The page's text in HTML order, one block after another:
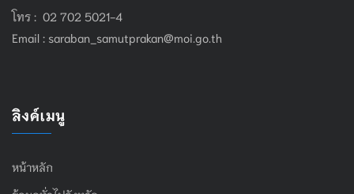
โทร : 02 702 5021-4
Email : saraban_samutprakan@moi.go.th
ลิงค์เมนู
หน้าหลัก